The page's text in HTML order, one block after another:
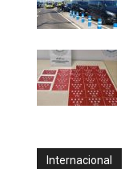
Internacional